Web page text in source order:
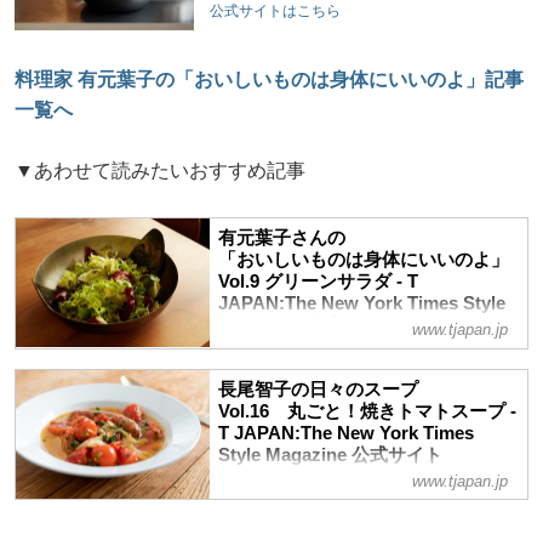
公式サイトはこちら
料理家 有元葉子の「おいしいものは身体にいいのよ」記事
一覧へ
▼あわせて読みたいおすすめ記事
有元葉子さんの
「おいしいものは身体にいいのよ」
Vol.9 グリーンサラダ - T
JAPAN:The New York Times Style
葉子さんはしばしばこの言葉を口にする。
「野菜が身体にいいのはもちろんです。た
だ、運動したら、肉や揚げものをたっぷり
食べたいし、疲れたときには甘いものが欲
しくなります」と有元さん。「見知らぬ土
地で、スマホ頼みではなく、太陽の位置や
www.tjapan.jp
長尾智子の日々のスープ
Vol.16 丸ごと！焼きトマトスープ -
T JAPAN:The New York Times
Style Magazine 公式サイト
水を1滴も入れずに作る、トマトのスー
www.tjapan.jp